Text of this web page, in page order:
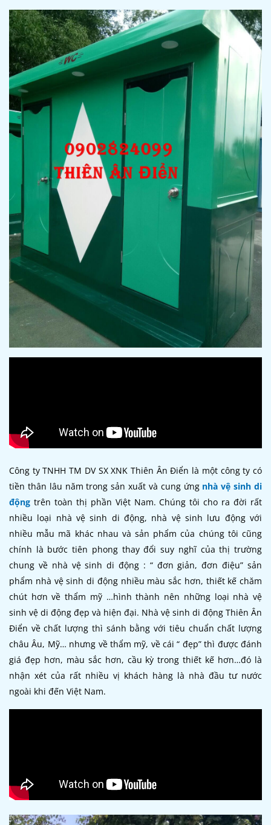
Công ty TNHH TM DV SX XNK Thiên Ân Điển là một công ty có
tiền thân lâu năm trong sản xuất và cung ứng nhà vệ sinh di
động trên toàn thị phần Việt Nam. Chúng tôi cho ra đời rất
nhiều loại nhà vệ sinh di động, nhà vệ sinh lưu động với
nhiều mẫu mã khác nhau và sản phẩm của chúng tôi cũng
chính là bước tiên phong thay đổi suy nghĩ của thị trường
chung về nhà vệ sinh di động : “ đơn giản, đơn điệu” sản
phẩm nhà vệ sinh di động nhiều màu sắc hơn, thiết kế chăm
chút hơn về thẩm mỹ …hình thành nên những loại nhà vệ
sinh vệ di động đẹp và hiện đại. Nhà vệ sinh di động Thiên Ân
Điển về chất lượng thì sánh bằng với tiêu chuẩn chất lượng
châu Âu, Mỹ… nhưng về thẩm mỹ, về cái “ đẹp” thì được đánh
giá đẹp hơn, màu sắc hơn, cầu kỳ trong thiết kế hơn…đó là
nhận xét của rất nhiều vị khách hàng là nhà đầu tư nước
ngoài khi đến Việt Nam.